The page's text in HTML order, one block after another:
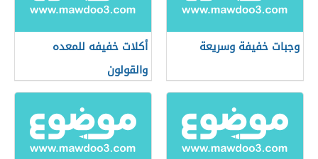
وجبات خفيفة وسريعة
أكلات خفيفه للمعده
والقولون